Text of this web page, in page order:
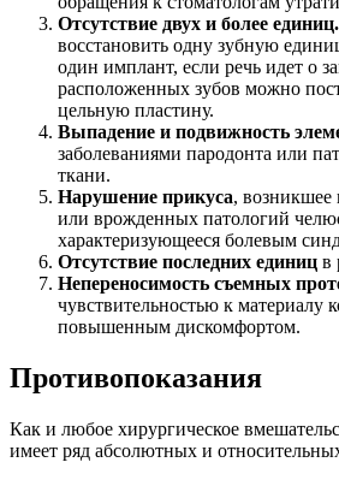
Отсутствие двух и более единиц.
восстановить одну зубную
один имплант, если речь идет о
расположенных зубов можно
цельную пластину.
Выпадение и подвижность
заболеваниями пародонта или
ткани.
Нарушение прикуса, возникшее
или врожденных патологий
характеризующееся болевым
Отсутствие последних единиц в
Непереносимость съемных
чувствительностью к материалу
повышенным дискомфортом.
Противопоказания
Как и любое хирургическое
имеет ряд абсолютных и